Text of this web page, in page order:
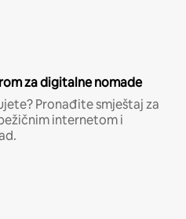
za digitalne nomade
Pronađite smještaj za
internetom i